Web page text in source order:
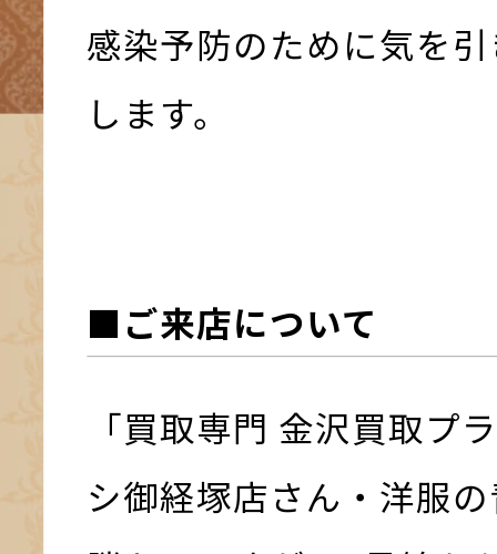
感染予防のために気を
します。
■ご来店について
「買取専門 金沢買取プ
シ御経塚店さん・洋服